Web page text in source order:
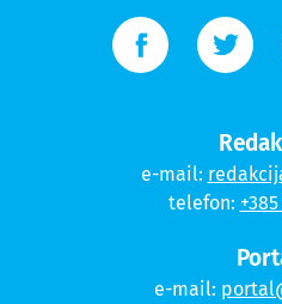
e-mail:
telefon:
e-mail: